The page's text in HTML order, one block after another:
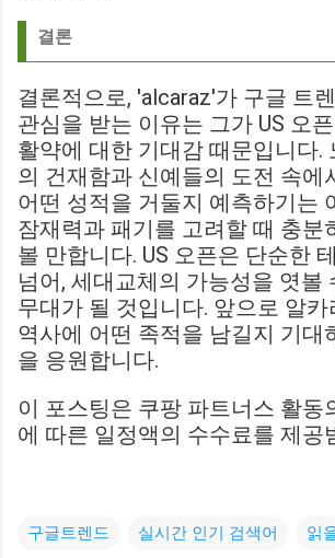
결론
결론적으로, 'alcaraz'가 구글 트
관심을 받는 이유는 그가 US 오
활약에 대한 기대감 때문입니다.
의 건재함과 신예들의 도전 속에
어떤 성적을 거둘지 예측하기는
잠재력과 패기를 고려할 때 충분
볼 만합니다. US 오픈은 단순한
넘어, 세대교체의 가능성을 엿볼
무대가 될 것입니다. 앞으로 알
역사에 어떤 족적을 남길지 기대
을 응원합니다.
이 포스팅은 쿠팡 파트너스 활동
에 따른 일정액의 수수료를 제공
구글트렌드 실시간 인기 검색어 읽